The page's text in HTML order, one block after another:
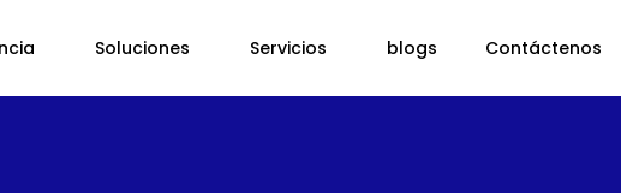
Soluciones Servicios blogs Contáctenos